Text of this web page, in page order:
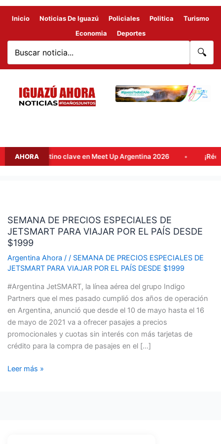
Inicio Noticias De Iguazú Policiales Politica
Turismo
Economia
Deportes
🔍
AHORA
destino clave en Meet Up Argentina 2026 ¡Récord
SEMANA DE PRECIOS ESPECIALES DE
JETSMART PARA VIAJAR POR EL PAÍS DESDE
$1999
Argentina Ahora / / SEMANA DE PRECIOS ESPECIALES DE
JETSMART PARA VIAJAR POR EL PAÍS DESDE $1999
#Argentina JetSMART, la línea aérea del grupo Indigo
Partners que el mes pasado cumplió dos años de operación
en Argentina, anunció que desde el 10 de mayo hasta el 16
de mayo de 2021 va a ofrecer pasajes a precios
promocionales y cuotas sin interés con más tarjetas de
crédito para la compra de pasajes en el […]
PRECIOS
ESPECIALES
DE
JETSMART
PARA
POR
EL
PAÍS
DESDE
$1999
Leer más »